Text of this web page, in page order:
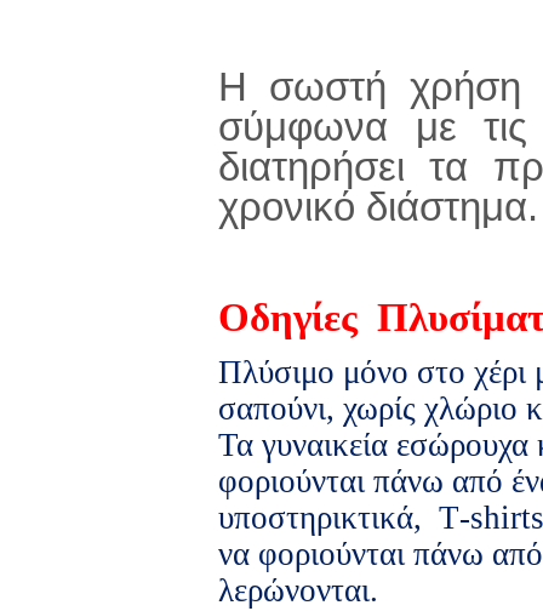
Η σωστή χρήση
σύμφωνα με τις
διατηρήσει τα
χρονικό διάστημα.
Οδηγίες
Πλύσιμο μόνο στο χέρι
σαπούνι, χωρίς χλώριο
Τα γυναικεία εσώρουχα
φοριούνται πάνω από
υποστηρικτικά, T-shirts
να φοριούνται πάνω
λερώνονται.